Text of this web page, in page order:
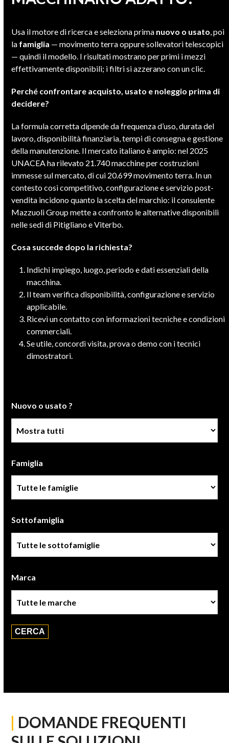
Usa il motore di ricerca e seleziona prima nuovo o usato, poi
la famiglia — movimento terra oppure sollevatori telescopici
— quindi il modello. I risultati mostrano per primi i mezzi
effettivamente disponibili; i filtri si azzerano con un clic.
Perché confrontare acquisto, usato e noleggio prima di
decidere?
La formula corretta dipende da frequenza d’uso, durata del
lavoro, disponibilità finanziaria, tempi di consegna e gestione
della manutenzione. Il mercato italiano è ampio: nel 2025
UNACEA ha rilevato 21.740 macchine per costruzioni
immesse sul mercato, di cui 20.699 movimento terra. In un
contesto così competitivo, configurazione e servizio post-
vendita incidono quanto la scelta del marchio: il consulente
Mazzuoli Group mette a confronto le alternative disponibili
nelle sedi di Pitigliano e Viterbo.
Cosa succede dopo la richiesta?
Indichi impiego, luogo, periodo e dati essenziali della
macchina.
Il team verifica disponibilità, configurazione e servizio
applicabile.
Ricevi un contatto con informazioni tecniche e condizioni
commerciali.
Se utile, concordi visita, prova o demo con i tecnici
dimostratori.
Nuovo o usato ?
Famiglia
Sottofamiglia
Marca
| DOMANDE FREQUENTI